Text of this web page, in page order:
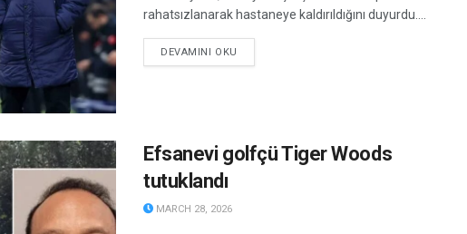
rahatsızlanarak hastaneye kaldırıldığını duyurdu....
DEVAMINI OKU
Efsanevi golfçü Tiger Woods
tutuklandı
MARCH 28, 2026